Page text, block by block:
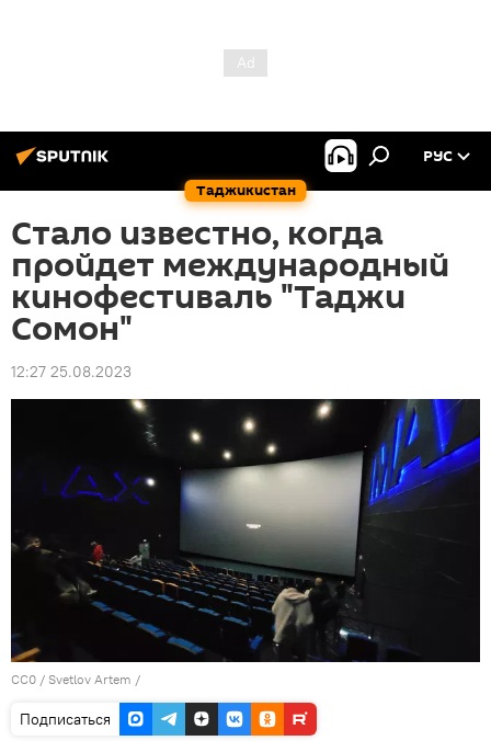
Таджикистан
РУС
Стало известно, когда
пройдет международный
кинофестиваль "Таджи
Сомон"
12:27 25.08.2023
CC0 / Svetlov Artem /
Подписаться